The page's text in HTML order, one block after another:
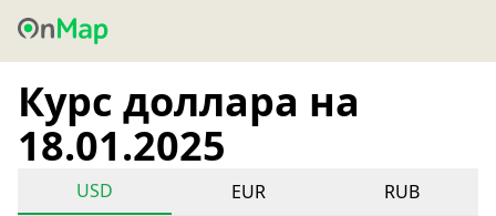
Курс доллара на
18.01.2025
USD EUR
RUB